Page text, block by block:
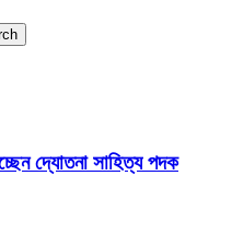
দ্যোতনা সাহিত্য পদক